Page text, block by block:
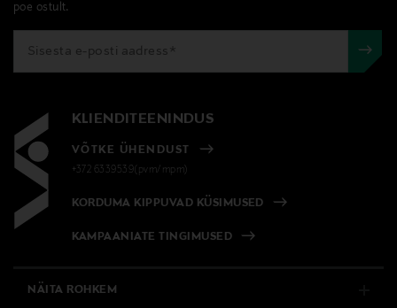
poe ostult.
KLIENDITEENINDUS
VÕTKE ÜHENDUST
+372 6339539(pvm/mpm)
KORDUMA KIPPUVAD KÜSIMUSED
KAMPAANIATE TINGIMUSED
NÄITA ROHKEM